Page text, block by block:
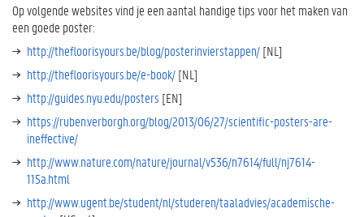
n
g
o
e
e
p
o
s
t
e
r
Op volgende websites vind je een aantal handige tips voor het maken van
een goede poster:
http://thefloorisyours.be/blog/posterinvierstappen/[NL]
http://thefloorisyours.be/e-book/[NL]
http://guides.nyu.edu/posters [EN]
https://ruben.verborgh.org/blog/2013/06/27/scientific-posters-are-
ineffective/
http://www.nature.com/nature/journal/v536/n7614/full/nj7614-
115a.html
http://www.ugent.be/student/nl/studeren/taaladvies/academische-